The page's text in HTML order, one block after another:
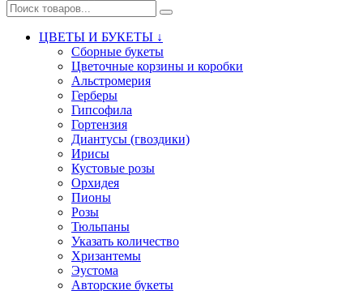
ЦВЕТЫ И БУКЕТЫ ↓
Сборные букеты
Цветочные корзины и коробки
Альстромерия
Герберы
Гипсофила
Гортензия​
Диантусы (гвоздики)
Ирисы
Кустовые розы
Орхидея
Пионы
Розы
Тюльпаны
Указать количество
Хризантемы
Эустома
Авторские букеты